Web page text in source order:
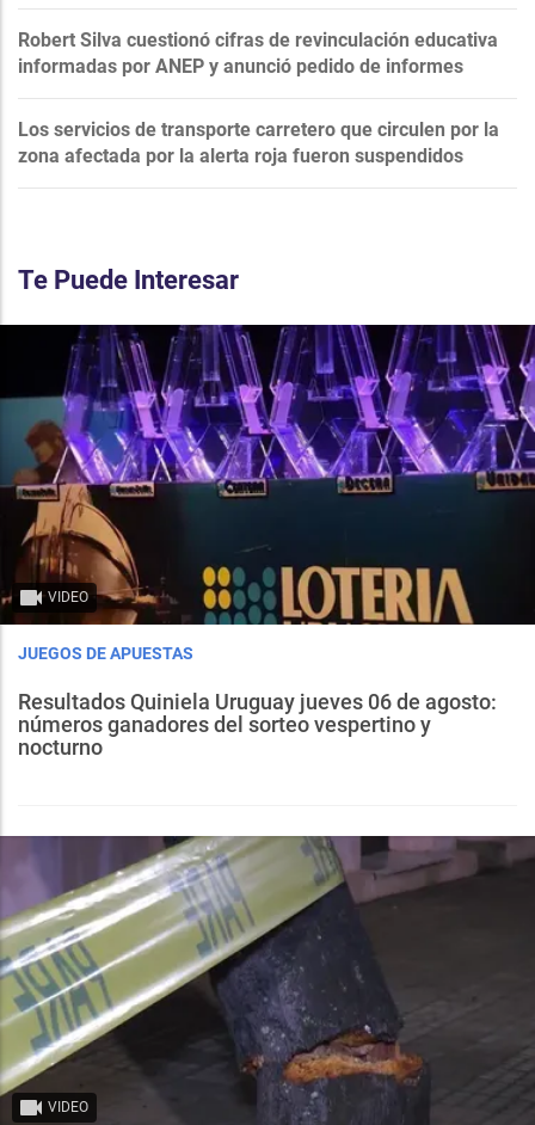
Robert Silva cuestionó cifras de revinculación educativa
informadas por ANEP y anunció pedido de informes
Los servicios de transporte carretero que circulen por la
zona afectada por la alerta roja fueron suspendidos
Te Puede Interesar
VIDEO
JUEGOS DE APUESTAS
Resultados Quiniela Uruguay jueves 06 de agosto:
números ganadores del sorteo vespertino y
nocturno
VIDEO